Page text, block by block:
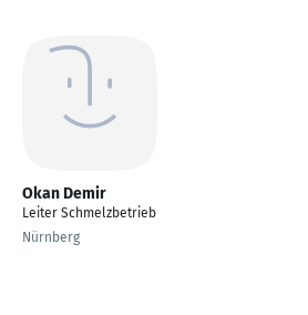
Okan Demir
Leiter Schmelzbetrieb
Nürnberg